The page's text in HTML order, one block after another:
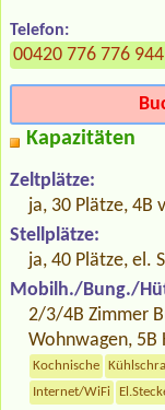
Telefon:
00420 776 776 944
Kapazitäten
Zeltplätze:
ja, 30 Plätze, 4B
Stellplätze:
ja, 40 Plätze, el.
Mobilh./Bung./
2/3/4B Zimmer
Wohnwagen, 5B
Kochnische
Internet/WiFi